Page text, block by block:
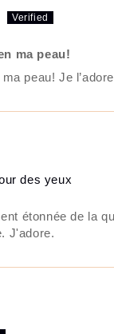
ma peau!
peau! Je
des yeux
étonnée de la
J'adore.